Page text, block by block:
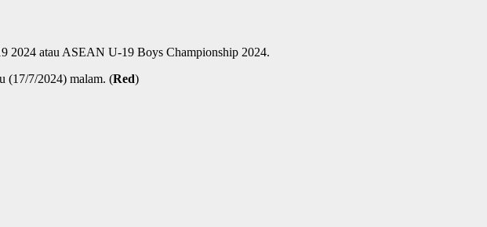
2024 atau ASEAN U-19 Boys Championship 2024.
(17/7/2024) malam. (Red)